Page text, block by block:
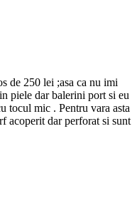
de 250 lei ;asa ca nu imi
piele dar balerini port si eu
tocul mic . Pentru vara asta
acoperit dar perforat si sunt